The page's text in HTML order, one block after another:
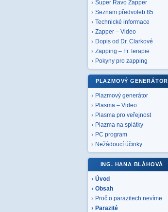
Super Ravo Zapper
Seznam předvoleb 85
Technické informace
Zapper – Video
Dopis od Dr. Clarkové
Zapping – Fr. terapie
Pokyny pro zapping
PLAZMOVÝ GENERÁTOR
Plazmový generátor
Plasma – Video
Plasma pro veřejnost
Plazma na splátky
PC program
Nežádoucí účinky
ING. HANA BLÁHOVÁ
Úvod
Obsah
Proč o parazitech nevíme
Parazité